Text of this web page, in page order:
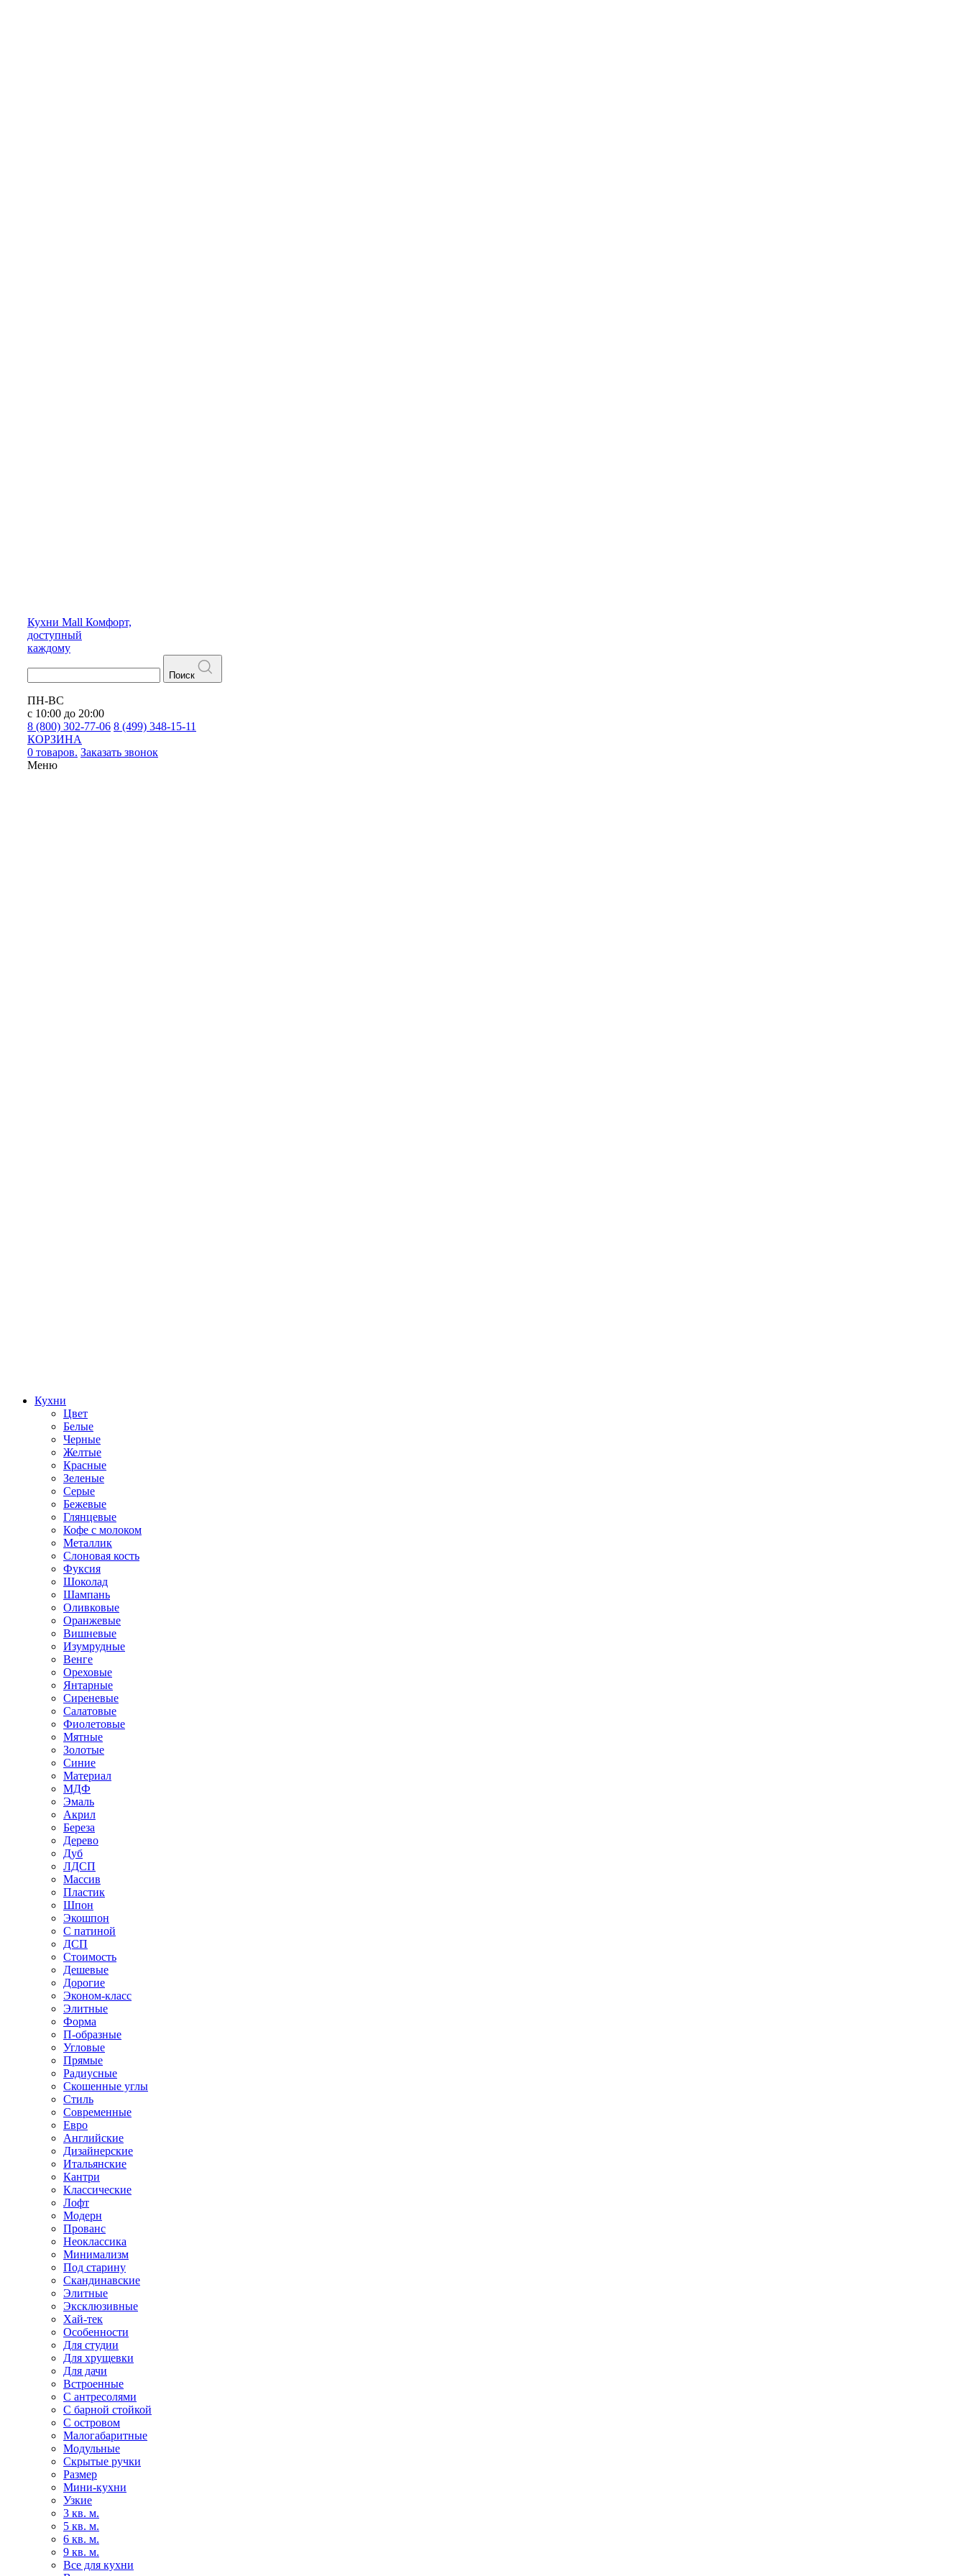
Кухни Mall Комфорт,
доступный
каждому
Поиск
ПН-ВС
с 10:00 до 20:00
8 (800) 302-77-06 8 (499) 348-15-11
КОРЗИНА
0 товаров. Заказать звонок
Меню
Кухни
Цвет
Белые
Черные
Желтые
Красные
Зеленые
Серые
Бежевые
Глянцевые
Кофе с молоком
Металлик
Слоновая кость
Фуксия
Шоколад
Шампань
Оливковые
Оранжевые
Вишневые
Изумрудные
Венге
Ореховые
Янтарные
Сиреневые
Салатовые
Фиолетовые
Мятные
Золотые
Синие
Материал
МДФ
Эмаль
Акрил
Береза
Дерево
Дуб
ЛДСП
Массив
Пластик
Шпон
Экошпон
С патиной
ДСП
Стоимость
Дешевые
Дорогие
Эконом-класс
Элитные
Форма
П-образные
Угловые
Прямые
Радиусные
Скошенные углы
Стиль
Современные
Евро
Английские
Дизайнерские
Итальянские
Кантри
Классические
Лофт
Модерн
Прованс
Неоклассика
Минимализм
Под старину
Скандинавские
Элитные
Эксклюзивные
Хай-тек
Особенности
Для студии
Для хрущевки
Для дачи
Встроенные
С антресолями
С барной стойкой
С островом
Малогабаритные
Модульные
Скрытые ручки
Размер
Мини-кухни
Узкие
3 кв. м.
5 кв. м.
6 кв. м.
9 кв. м.
Все для кухни